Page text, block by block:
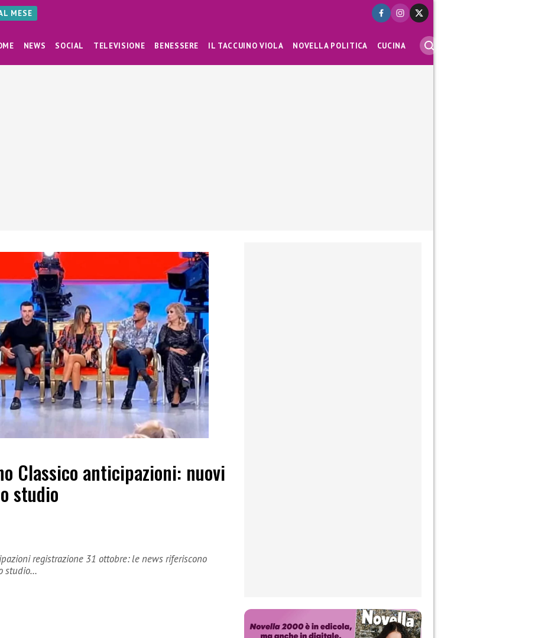
MESE
NEWS SOCIAL TELEVISIONE BENESSERE IL TACCUINO VIOLA NOVELLA POLITICA CUCINA
Classico anticipazioni: nuovi
studio
registrazione 31 ottobre: le news riferiscono
studio…